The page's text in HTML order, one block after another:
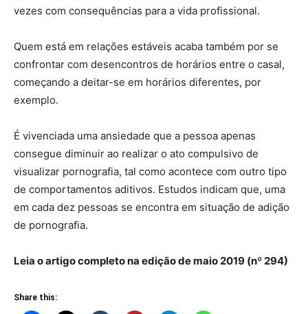
vezes com consequências para a vida profissional.
Quem está em relações estáveis acaba também por se
confrontar com desencontros de horários entre o casal,
começando a deitar-se em horários diferentes, por
exemplo.
É vivenciada uma ansiedade que a pessoa apenas
consegue diminuir ao realizar o ato compulsivo de
visualizar pornografia, tal como acontece com outro tipo
de comportamentos aditivos. Estudos indicam que, uma
em cada dez pessoas se encontra em situação de adição
de pornografia.
Leia o artigo completo na edição de maio 2019 (nº 294)
Share this: